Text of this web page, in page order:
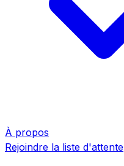
À propos
Rejoindre la liste d'attente